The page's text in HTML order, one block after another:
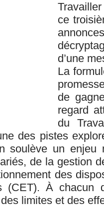
ce
d’une
La
de
regard
du
des pistes
soulève un
de la gestion
des
(CET). À
limites et des